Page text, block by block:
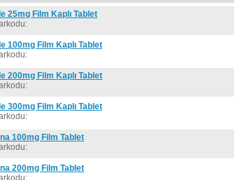
25mg Film Kaplı Tablet
100mg Film Kaplı Tablet
200mg Film Kaplı Tablet
300mg Film Kaplı Tablet
100mg Film Tablet
200mg Film Tablet